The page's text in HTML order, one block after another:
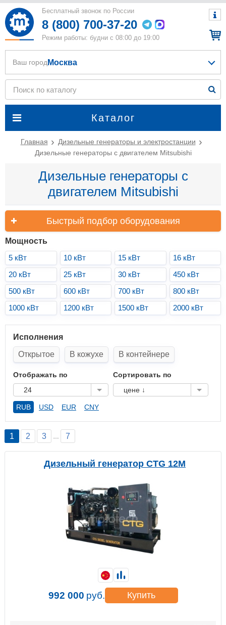
Бесплатный звонок по России
8 (800) 700-37-20
Режим работы: будни с 08:00 до 19:00
Каталог
Ваш город Москва
Главная
Дизельные генераторы и электростанции
Дизельные генераторы с двигателем Mitsubishi
Дизельные генераторы с
двигателем Mitsubishi
Быстрый подбор оборудования
Мощность
5 кВт
10 кВт 15 кВт
16 кВт
20 кВт
25 кВт 30 кВт
450 кВт
500 кВт
600 кВт 700 кВт
800 кВт
1000 кВт
1200 кВт 1500 кВт 2000 кВт
Исполнения
Открытое
В кожухе В контейнере
Отображать по
24
Сортировать по
цене ↓
RUB USD EUR CNY
1 2 3 … 7
Дизельный генератор CTG 12M
992 000 руб. Купить